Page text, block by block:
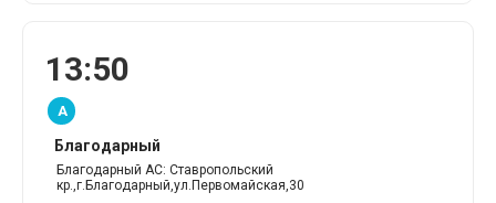
13:50
A
Благодарный
Благодарный АС: Ставропольский
кр.,г.Благодарный,ул.Первомайская,30